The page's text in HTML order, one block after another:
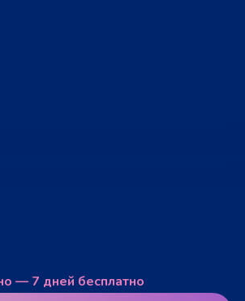
— 7 дней бесплатно